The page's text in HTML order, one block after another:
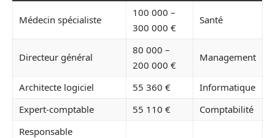
Médecin spécialiste
100 000 –
300 000 €
Santé
Directeur général
80 000 –
200 000 €
Management
Architecte logiciel 55 360 €
Informatique
Expert-comptable
55 110 €
Comptabilité
Responsable